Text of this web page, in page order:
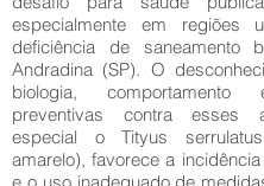
especialmente em regiões
deficiência de saneamento
Andradina (SP). O
biologia,
preventivas contra esses
especial o Tityus
amarelo), favorece a